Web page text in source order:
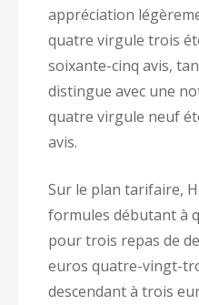
appréciation
quatre virgule trois
soixante-cinq avis,
distingue avec une
quatre virgule neuf
avis.
Sur le plan tarifaire,
formules débutant à
pour trois repas de
euros quatre-vingt-
descendant à trois